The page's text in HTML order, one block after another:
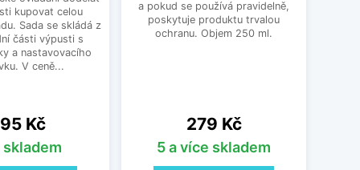
kupovat celou
Sada se skládá z
části výpusti s
a nastavovacího
V ceně...
Kč
skladem
a pokud se používá pravidelně,
poskytuje produktu trvalou
ochranu. Objem 250 ml.
Cena
279 Kč
5 a více skladem